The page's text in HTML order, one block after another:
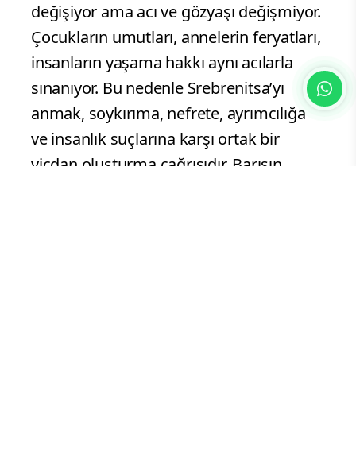
değişiyor ama acı ve gözyaşı değişmiyor.
Çocukların umutları, annelerin feryatları,
insanların yaşama hakkı aynı acılarla
sınanıyor. Bu nedenle Srebrenitsa’yı
anmak, soykırıma, nefrete, ayrımcılığa
ve insanlık suçlarına karşı ortak bir
vicdan oluşturma çağrısıdır. Barışın,